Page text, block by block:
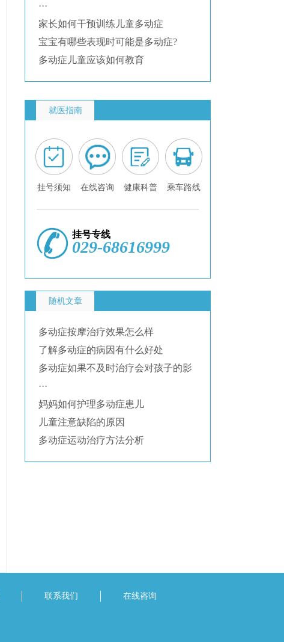
···
家长如何干预训练儿童多动症
宝宝有哪些表现时可能是多动症?
多动症儿童应该如何教育
就医指南
挂号须知 在线咨询 健康科普 乘车路线
挂号专线
029-68616999
随机文章
多动症按摩治疗效果怎么样
了解多动症的病因有什么好处
多动症如果不及时治疗会对孩子的影
···
妈妈如何护理多动症患儿
儿童注意缺陷的原因
多动症运动治疗方法分析
联系我们 在线咨询